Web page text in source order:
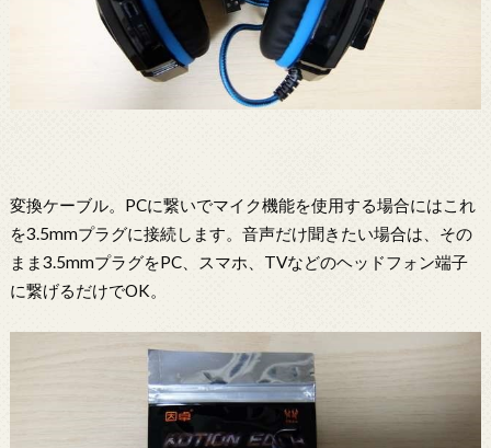
変換ケーブル。PCに繋いでマイク機能を使用する場合にはこれ
を3.5mmプラグに接続します。音声だけ聞きたい場合は、その
まま3.5mmプラグをPC、スマホ、TVなどのヘッドフォン端子
に繋げるだけでOK。